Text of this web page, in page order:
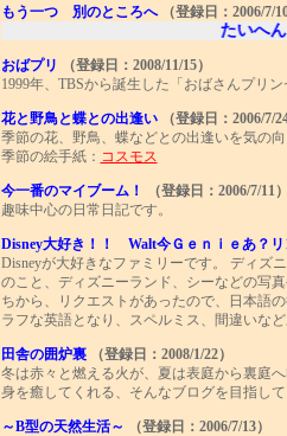
もう一つ 別のところへ（登録日：2006/7/10
たいへんお
おばプリ
（登録日：2008/11/15）
1999年、TBSから誕生した「おばさんプリ
花と野鳥と蝶との出逢い（登録日：2006/7/24
季節の花、野鳥、蝶などとの出逢いを気の
季節の絵手紙： コスモス
今一番のマイブーム！
（登録日：2006/7/11）
趣味中心の日常日記です。
Disney大好き！！ Walt今Ｇｅｎｉｅあ？リ
Disneyが大好きなファミリーです。 ディズ
のこと、ディズニーランド、シーなどの写
ちから、リクエストがあったので、日本語
ラフな英語となり、スペルミス、間違いな
田舎の囲炉裏（登録日：2008/1/22）
冬は赤々と燃える火が、夏は表庭から裏庭
身を癒してくれる、そんなブログを目指して
～B型の天然生活～ （登録日：2006/7/13）